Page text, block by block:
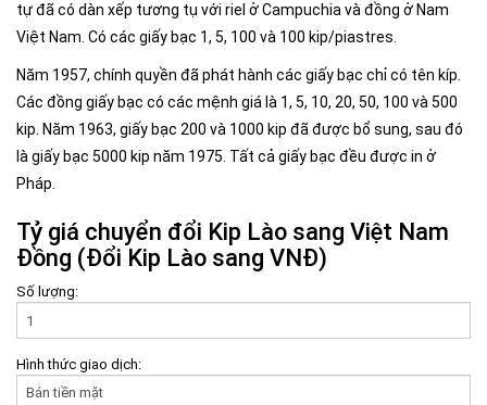
tự đã có dàn xếp tương tụ với riel ở Campuchia và đồng ở Nam
Việt Nam. Có các giấy bạc 1, 5, 100 và 100 kip/piastres.
Năm 1957, chính quyền đã phát hành các giấy bạc chỉ có tên kíp.
Các đồng giấy bạc có các mệnh giá là 1, 5, 10, 20, 50, 100 và 500
kip. Năm 1963, giấy bạc 200 và 1000 kip đã được bổ sung, sau đó
là giấy bạc 5000 kip năm 1975. Tất cả giấy bạc đều được in ở
Pháp.
Tỷ giá chuyển đổi Kip Lào sang Việt Nam
Đồng (Đổi Kip Lào sang VNĐ)
Số lượng:
Hình thức giao dịch: